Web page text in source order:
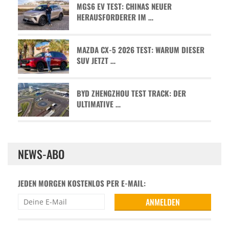
MGS6 EV TEST: CHINAS NEUER
HERAUSFORDERER IM …
MAZDA CX-5 2026 TEST: WARUM DIESER
SUV JETZT …
BYD ZHENGZHOU TEST TRACK: DER
ULTIMATIVE …
NEWS-ABO
JEDEN MORGEN KOSTENLOS PER E-MAIL: